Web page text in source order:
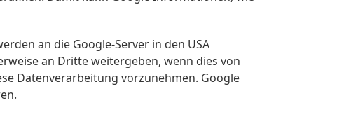
an die Google-Server in den USA
an Dritte weitergeben, wenn dies von
Datenverarbeitung vorzunehmen. Google